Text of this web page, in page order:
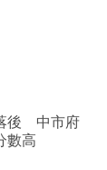
後 中市府
數高